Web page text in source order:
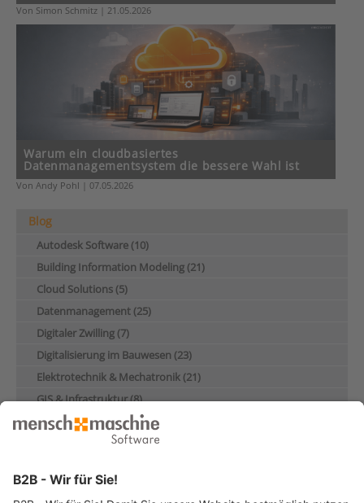
Von Simon Schmitz | 21.05.2026
Warum ein cloudbasiertes
Datenmanagementsystem die bessere Wahl ist
Von Andy Pohl | 07.05.2026
Blog
Autodesk Software (10)
Building Information Modeling (21)
Cloud Solutions (5)
Datenmanagement (25)
Digitaler Zwilling (7)
Digitalisierung im Bauwesen (23)
Elektrotechnik & Mechatronik (21)
GIS & Infrastruktur (8)
Industrie & Maschinenbau (28)
Künstliche Intelligenz (4)
Produktentwicklung & Konstruktion (13)